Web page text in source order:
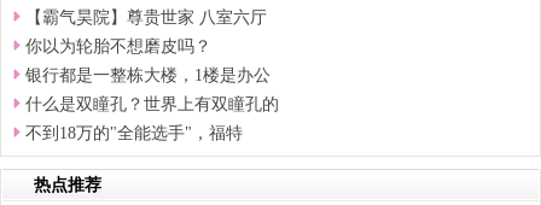
【霸气昊院】尊贵世家 八室六厅
你以为轮胎不想磨皮吗？
银行都是一整栋大楼，1楼是办公
什么是双瞳孔？世界上有双瞳孔的
不到18万的"全能选手"，福特
热点推荐